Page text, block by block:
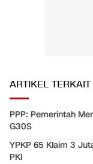
ARTIKEL TERKAIT
PPP: Pemerintah
G30S
YPKP 65 Klaim 3
PKI